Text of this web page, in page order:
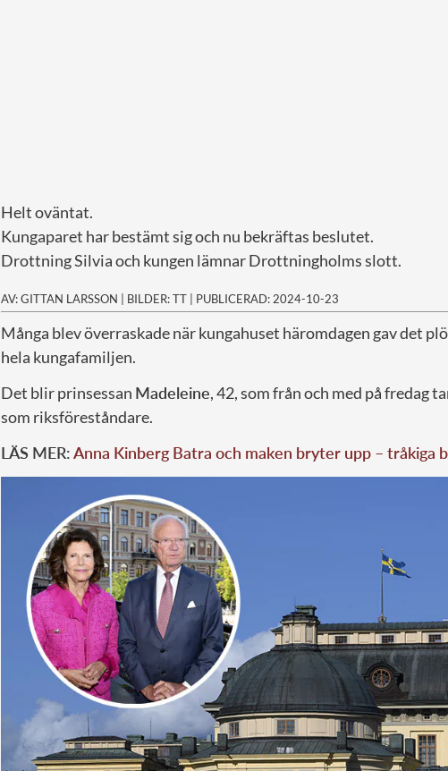
Helt oväntat.
Kungaparet har bestämt sig och nu bekräftas beslutet.
Drottning Silvia och kungen lämnar Drottningholms slott.
AV: GITTAN LARSSON | BILDER: TT | PUBLICERAD: 2024-10-23
Många blev överraskade när kungahuset häromdagen gav det
hela kungafamiljen.
Det blir prinsessan Madeleine, 42, som från och med på fredag
som riksföreståndare.
LÄS MER:Anna Kinberg Batra och maken bryter upp – tråkiga